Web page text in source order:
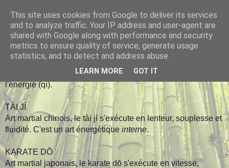
Arts énergétiques
QÌ GŌNG
Il s'agit d'une discipline non martiale d'origine chinoise,
souvent assimilée à une gymnastique, visant à travailler sur
l'énergie (qì).
TÀI JÍ
Art martial chinois, le tài jí s'exécute en lenteur, souplesse et
fluidité. C'est un art énergétique interne.
KARATE DŌ
Art martial japonais, le karate dō s'exécute en vitesse,
This site uses cookies from Google to deliver its services
and to analyze traffic. Your IP address and user-agent are
shared with Google along with performance and security
metrics to ensure quality of service, generate usage
statistics, and to detect and address abuse.
LEARN MORE GOT IT